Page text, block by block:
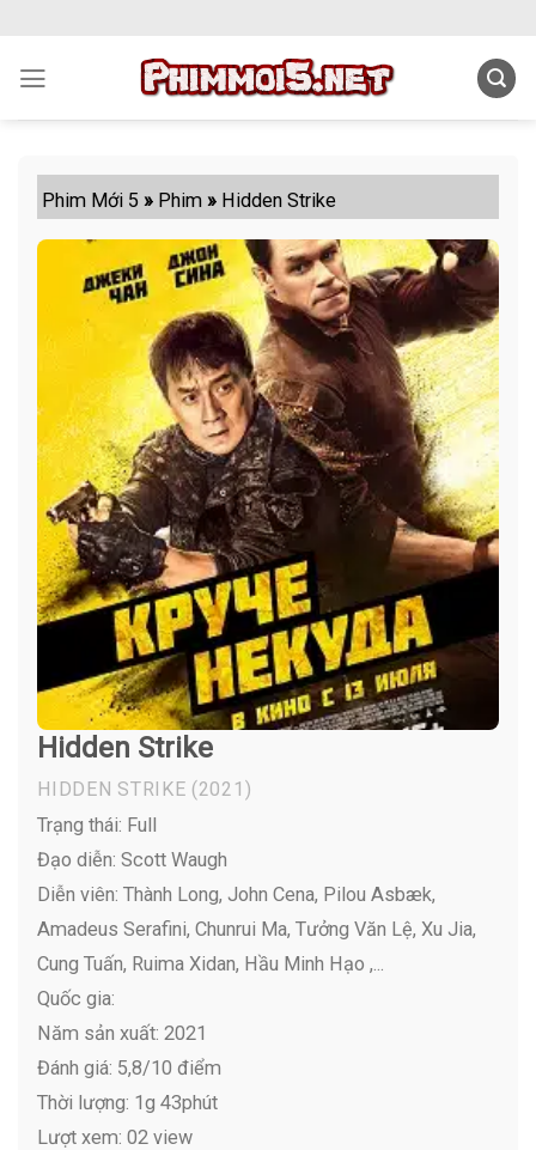
content
Phim Mới 5 » Phim » Hidden Strike
Hidden Strike
HIDDEN STRIKE (2021)
Trạng thái: Full
Đạo diễn: Scott Waugh
Diễn viên: Thành Long, John Cena, Pilou Asbæk,
Amadeus Serafini, Chunrui Ma, Tưởng Văn Lệ, Xu Jia,
Cung Tuấn, Ruima Xidan, Hầu Minh Hạo ,...
Quốc gia:
Năm sản xuất: 2021
Đánh giá: 5,8/10 điểm
Thời lượng: 1g 43phút
Lượt xem: 02 view